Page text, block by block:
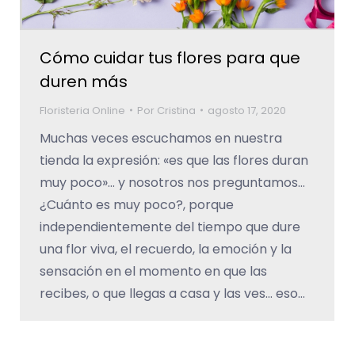
Cómo cuidar tus flores para que
duren más
Floristeria Online Por Cristina agosto 17, 2020
Muchas veces escuchamos en nuestra
tienda la expresión: «es que las flores duran
muy poco»… y nosotros nos preguntamos…
¿Cuánto es muy poco?, porque
independientemente del tiempo que dure
una flor viva, el recuerdo, la emoción y la
sensación en el momento en que las
recibes, o que llegas a casa y las ves… eso…